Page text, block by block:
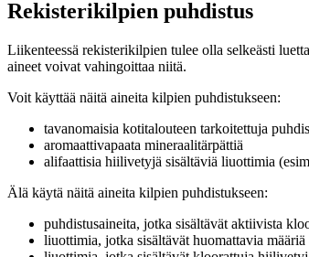
Rekisterikilpien puhdistus
Liikenteessä rekisterikilpien tulee olla selkeästi
aineet voivat vahingoittaa niitä.
Voit käyttää näitä aineita kilpien puhdistukseen:
tavanomaisia kotitalouteen tarkoitettuja
aromaattivapaata mineraalitärpättiä
alifaattisia hiilivetyjä sisältäviä liuottimia
Älä käytä näitä aineita kilpien puhdistukseen:
puhdistusaineita, jotka sisältävät aktiivista
liuottimia, jotka sisältävät huomattavia